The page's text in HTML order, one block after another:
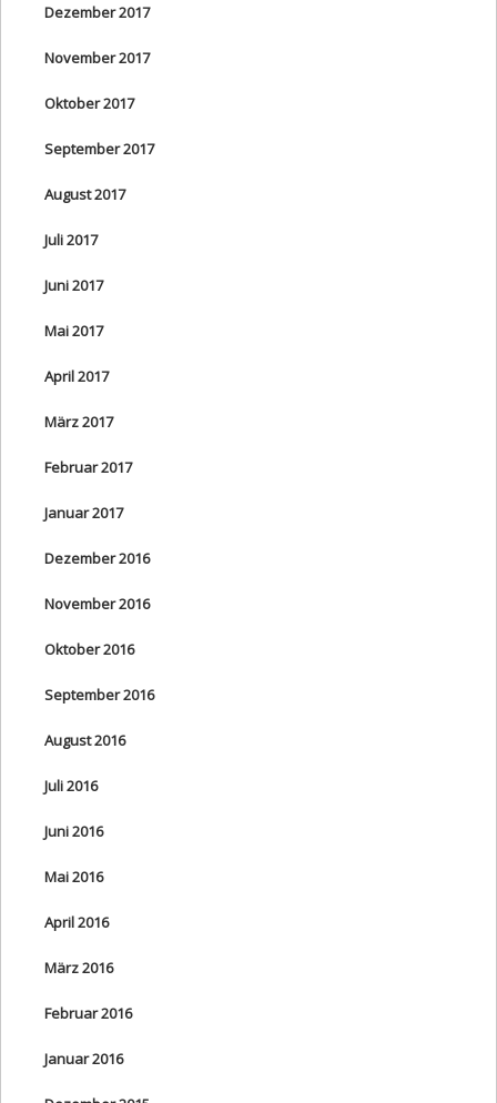
Dezember 2017
November 2017
Oktober 2017
September 2017
August 2017
Juli 2017
Juni 2017
Mai 2017
April 2017
März 2017
Februar 2017
Januar 2017
Dezember 2016
November 2016
Oktober 2016
September 2016
August 2016
Juli 2016
Juni 2016
Mai 2016
April 2016
März 2016
Februar 2016
Januar 2016